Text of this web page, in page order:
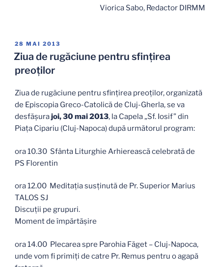
Viorica Sabo, Redactor DIRMM
PUBLICAT
PE
28 MAI 2013
Ziua de rugăciune pentru sfințirea
preoților
Ziua de rugăciune pentru sfințirea preoților, organizată
de Episcopia Greco-Catolică de Cluj-Gherla, se va
desfășurajoi, 30 mai 2013, la Capela „Sf. Iosif” din
Piața Cipariu (Cluj-Napoca) după următorul program:
ora 10.30 Sfânta Liturghie Arhierească celebrată de
PS Florentin
ora 12.00 Meditația susținută de Pr. Superior Marius
TALOS SJ
Discuții pe grupuri.
Moment de împărtășire
ora 14.00 Plecarea spre Parohia Făget – Cluj-Napoca,
unde vom fi primiți de catre Pr. Remus pentru o agapă